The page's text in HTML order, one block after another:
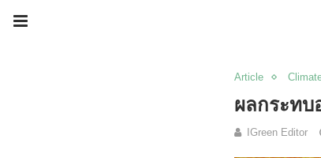
Article
ผลกระทบ
IGreen Editor